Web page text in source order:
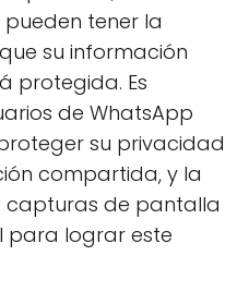
tener la
su información
protegida. Es
de WhatsApp
su privacidad
compartida, y la
capturas de pantalla
para lograr este